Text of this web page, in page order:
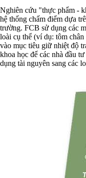
Nghiên cứu "thực phẩm -
hệ thống chấm điểm dựa
trường. FCB sử dụng các
loài cụ thể (ví dụ: tôm
vào mục tiêu giữ nhiệt độ
khoa học để các nhà đầu
dụng tài nguyên sang các